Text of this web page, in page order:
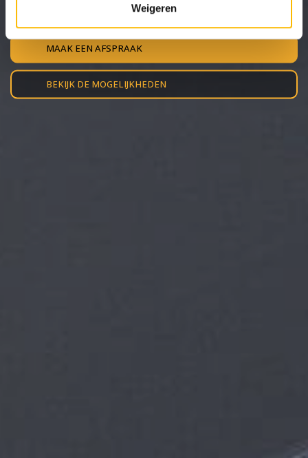
Weigeren
Interesse in zonwering voor thuis of uw bedrijf?
MAAK EEN AFSPRAAK
BEKIJK DE MOGELIJKHEDEN